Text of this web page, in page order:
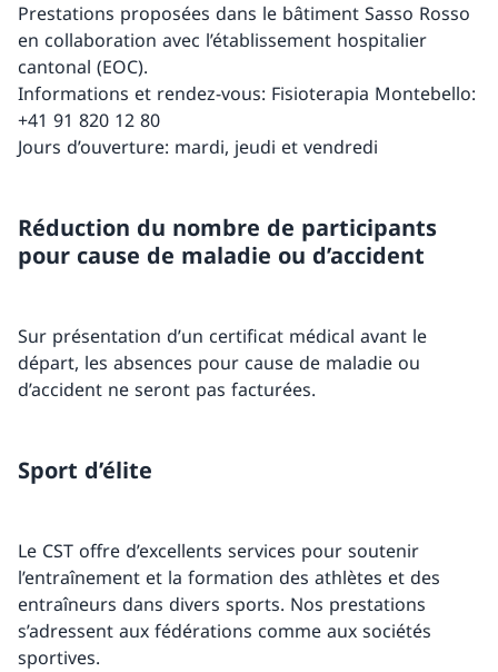
Prestations proposées dans le bâtiment Sasso Rosso
en collaboration avec l’établissement hospitalier
cantonal (EOC).
Informations et rendez-vous: Fisioterapia Montebello:
+41 91 820 12 80
Jours d’ouverture: mardi, jeudi et vendredi
Réduction du nombre de participants
pour cause de maladie ou d’accident
Sur présentation d’un certificat médical avant le
départ, les absences pour cause de maladie ou
d’accident ne seront pas facturées.
Sport d’élite
Le CST offre d’excellents services pour soutenir
l’entraînement et la formation des athlètes et des
entraîneurs dans divers sports. Nos prestations
s’adressent aux fédérations comme aux sociétés
sportives.